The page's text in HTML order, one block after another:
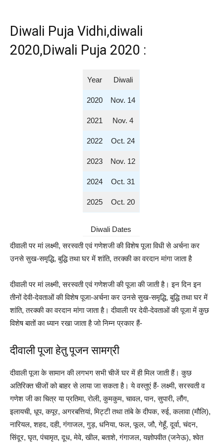
Diwali Puja Vidhi,diwali
2020,Diwali Puja 2020 :
Year Diwali
2020 Nov. 14
2021 Nov. 4
2022 Oct. 24
2023 Nov. 12
2024 Oct. 31
2025 Oct. 20
Diwali Dates
दीवाली पर मां लक्ष्मी, सरस्वती एवं गणेशजी की विशेष पूजा विधी से अर्चना कर
उनसे सुख-समृद्धि, बुद्धि तथा घर में शांति, तरक्की का वरदान मांगा जाता है
दीवाली पर मां लक्ष्मी, सरस्वती एवं गणेशजी की पूजा की जाती है। इन दिन इन
तीनों देवी-देवताओं की विशेष पूजा-अर्चना कर उनसे सुख-समृद्धि, बुद्धि तथा घर में
शांति, तरक्की का वरदान मांगा जाता है। दीवाली पर देवी-देवताओं की पूजा में कुछ
विशेष बातों का ध्यान रखा जाता है जो निम्न प्रकार हैं-
दीवाली पूजा हेतु पूजन सामग्री
दीवाली पूजा के सामान की लगभग सभी चीजें घर में ही मिल जाती हैं। कुछ
अतिरिक्त चीजों को बाहर से लाया जा सकता है। ये वस्तुएं हैं- लक्ष्मी, सरस्वती व
गणेश जी का चित्र या प्रतिमा, रोली, कुमकुम, चावल, पान, सुपारी, लौंग,
इलायची, धूप, कपूर, अगरबत्तियां, मिट्टी तथा तांबे के दीपक, रुई, कलावा (मौलि),
नारियल, शहद, दही, गंगाजल, गुड़, धनिया, फल, फूल, जौ, गेहूँ, दूर्वा, चंदन,
सिंदूर, घृत, पंचामृत, दूध, मेवे, खील, बताशे, गंगाजल, यज्ञोपवीत (जनेऊ), श्वेत